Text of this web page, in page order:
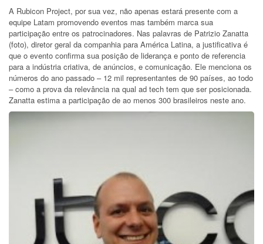
A Rubicon Project, por sua vez, não apenas estará presente com a
equipe Latam promovendo eventos mas também marca sua
participação entre os patrocinadores. Nas palavras de Patrizio Zanatta
(foto), diretor geral da companhia para América Latina, a justificativa é
que o evento confirma sua posição de liderança e ponto de referencia
para a indústria criativa, de anúncios, e comunicação. Ele menciona os
números do ano passado – 12 mil representantes de 90 países, ao todo
– como a prova da relevância na qual ad tech tem que ser posicionada.
Zanatta estima a participação de ao menos 300 brasileiros neste ano.